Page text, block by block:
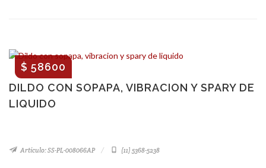
DILDO CON SOPAPA, VIBRACION Y SPARY DE
LIQUIDO
$ 58600
Artículo: SS-PL-008066AP (11) 5368-5238